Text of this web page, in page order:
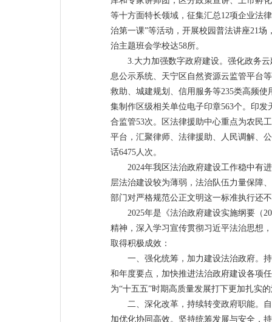
等十方面特长领域，征集汇总12项企业法
治第一课”等活动，开展校园普法讲座21场
治主题班会学校达58所。
3.大力加强数字政府建设。强化政务
息公示系统、天宁区自然资源云监管平台
救助、城建规划、信用服务等235类高频
集制作区级相关单位电子印章563个。印
合监管53次。区法律援助中心重点为农民
平台，汇聚律师、法律援助、人民调解、
话6475人次。
2024年我区法治政府建设工作稳中有
层法治建设较为薄弱，法治队伍力量保障
部门对严格规范公正文明这一标准执行还
2025年是《法治政府建设实施纲要（
精神，深入学习宣传贯彻习近平法治思想
取得积极成效：
一、强化统筹，加力建设法治政府。
和年度要点，加快推进法治政府建设各项
为“十五五”时期高质量发展打下更加扎实
二、深化改革，持续转变政府职能。
加优化协同高效。坚持统筹发展与安全，